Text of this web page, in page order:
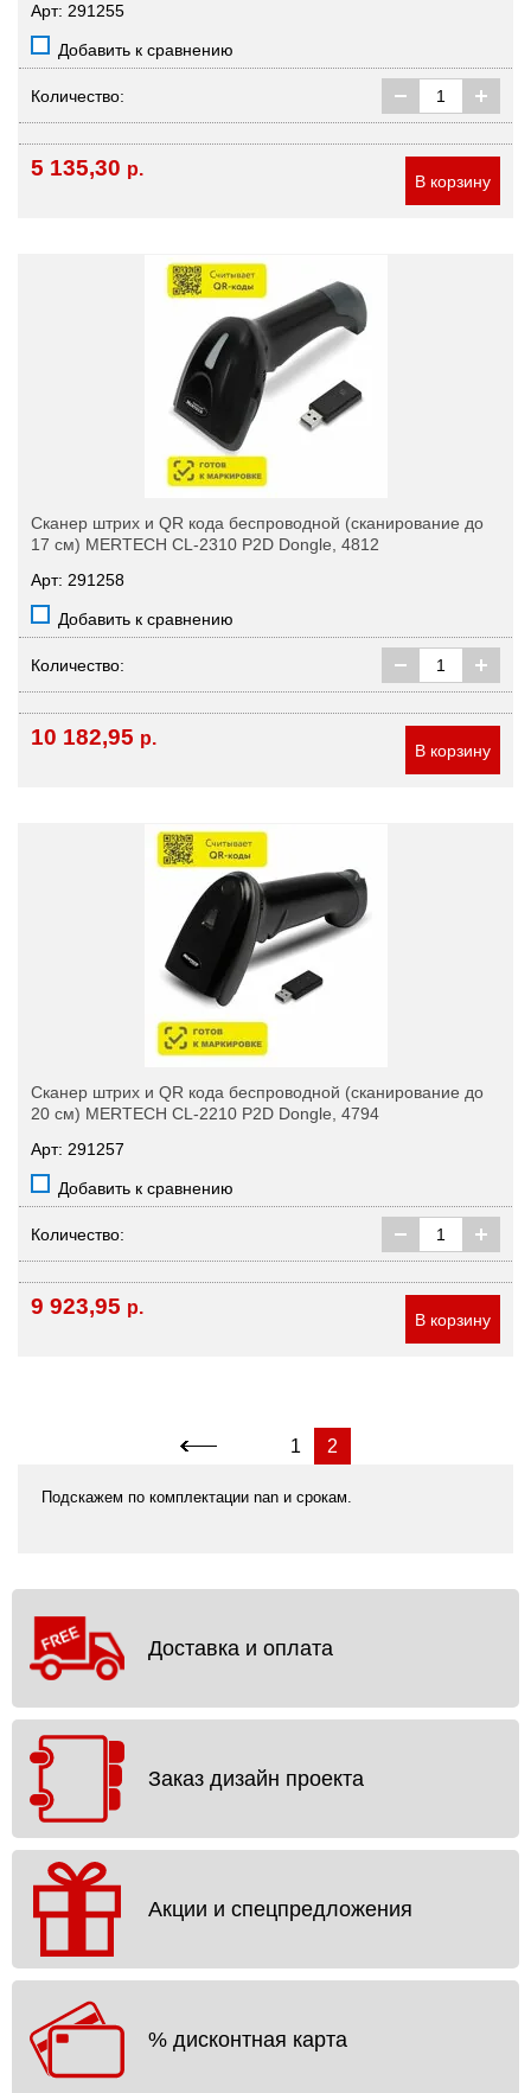
Арт: 291255
Добавить к сравнению
Количество:
5 135,30 р.
В корзину
Сканер штрих и QR кода беспроводной (сканирование до
17 см) MERTECH CL-2310 P2D Dongle, 4812
Арт: 291258
Добавить к сравнению
Количество:
10 182,95 р.
В корзину
Сканер штрих и QR кода беспроводной (сканирование до
20 см) MERTECH CL-2210 P2D Dongle, 4794
Арт: 291257
Добавить к сравнению
Количество:
9 923,95 р.
В корзину
1 2
Подскажем по комплектации nan и срокам.
Доставка и оплата
Заказ дизайн проекта
Акции и спецпредложения
% дисконтная карта